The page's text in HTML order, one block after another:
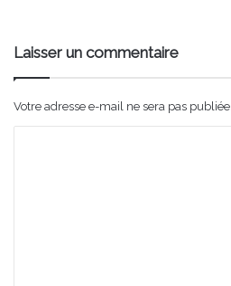
Laisser un commentaire
Votre adresse e-mail ne sera pas publiée.